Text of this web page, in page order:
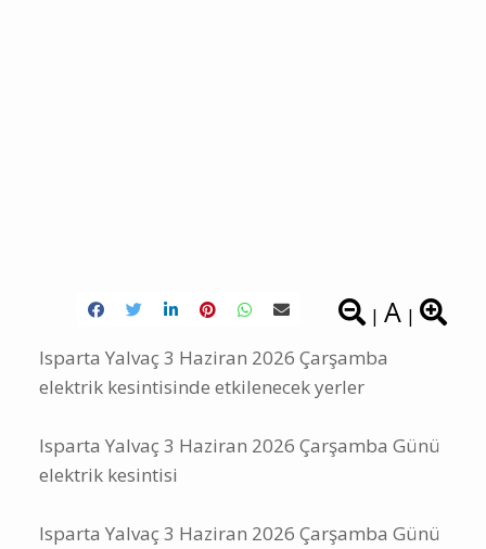
| A |
Isparta Yalvaç 3 Haziran 2026 Çarşamba
elektrik kesintisinde etkilenecek yerler
Isparta Yalvaç 3 Haziran 2026 Çarşamba Günü
elektrik kesintisi
Isparta Yalvaç 3 Haziran 2026 Çarşamba Günü